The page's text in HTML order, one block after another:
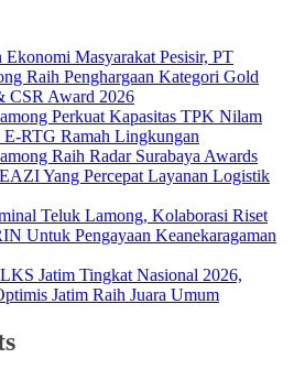
Masyarakat Pesisir, PT
Raih Penghargaan Kategori Gold
CSR Award 2026
Perkuat Kapasitas TPK Nilam
E-RTG Ramah Lingkungan
Raih Radar Surabaya Awards
Yang Percepat Layanan Logistik
Teluk Lamong, Kolaborasi Riset
Untuk Pengayaan Keanekaragaman
Jatim Tingkat Nasional 2026,
Jatim Raih Juara Umum